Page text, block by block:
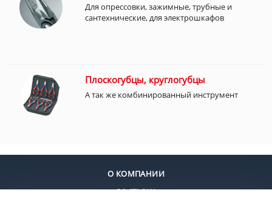
Для опрессовки, зажимные, трубные и
сантехнические, для электрошкафов
Плоскогубцы, круглогубцы
А так же комбинированный инструмент
О КОМПАНИИ
ДОСТАВКА